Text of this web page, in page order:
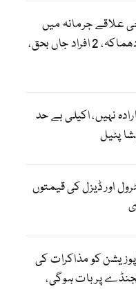
علاقے جرمانہ میں
منی بس میں دھماکہ، 2 افراد جاں بحق،
نہیں، اکیلی بے حد
پٹیل
اور ڈیزل کی قیمتوں
کو مذاکرات کی
پر بات ہوگی،